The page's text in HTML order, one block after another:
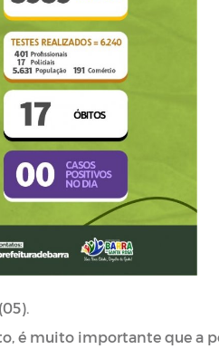
é muito importante que a